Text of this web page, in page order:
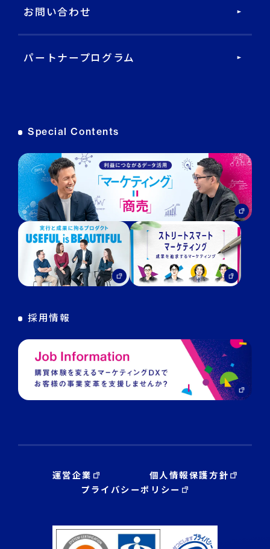
データ基盤・マーケティングツール
DECA オンライン接客
DECA for LINE
DECA for Instagram
マーケGAI
デジタル・DX人材育成 支援
お問い合わせ
パートナープログラム
Special Contents
採用情報
運営企業
個人情報保護方針
プライバシーポリシー